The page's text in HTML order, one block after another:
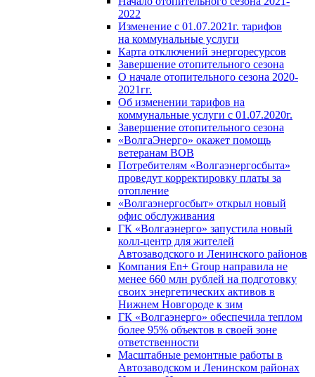
2022
Изменение с 01.07.2021г. тарифов
на коммунальные услуги
Карта отключений энергоресурсов
Завершение отопительного сезона
О начале отопительного сезона 2020-
2021гг.
Об изменении тарифов на
коммунальные услуги с 01.07.2020г.
Завершение отопительного сезона
«ВолгаЭнерго» окажет помощь
ветеранам ВОВ
Потребителям «Волгаэнергосбыта»
проведут корректировку платы за
отопление
«Волгаэнергосбыт» открыл новый
офис обслуживания
ГК «Волгаэнерго» запустила новый
колл-центр для жителей
Автозаводского и Ленинского районов
Компания En+ Group направила не
менее 660 млн рублей на подготовку
своих энергетических активов в
Нижнем Новгороде к зим
ГК «Волгаэнерго» обеспечила теплом
более 95% объектов в своей зоне
ответственности
Масштабные ремонтные работы в
Автозаводском и Ленинском районах